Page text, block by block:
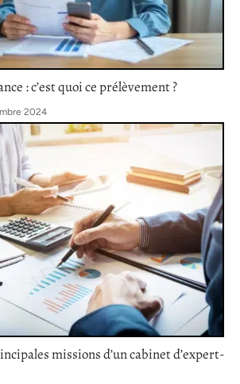
: c’est quoi ce prélèvement ?
2024
missions d’un cabinet d’expert-